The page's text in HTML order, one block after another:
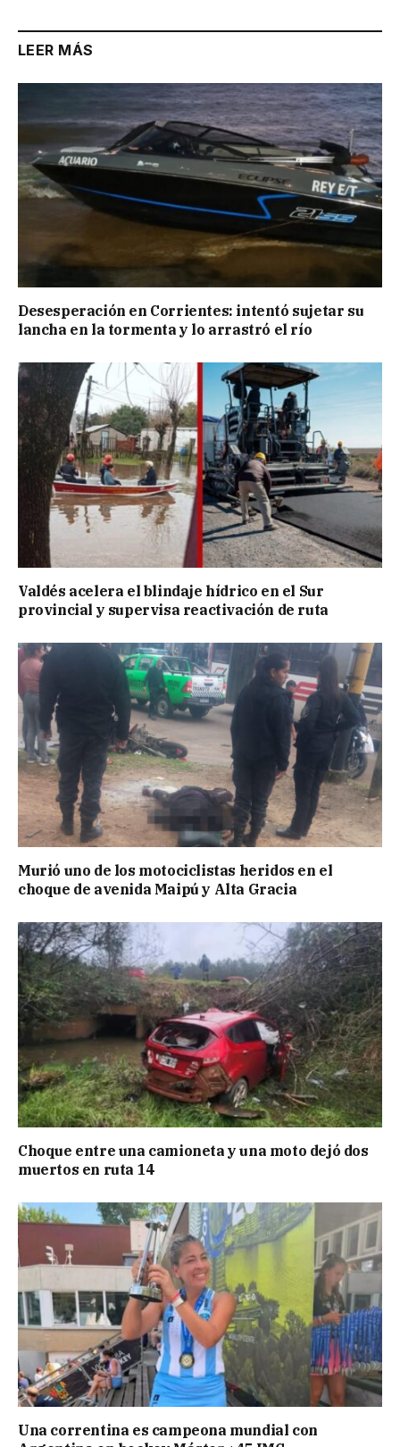
LEER MÁS
Desesperación en Corrientes: intentó sujetar su
lancha en la tormenta y lo arrastró el río
Valdés acelera el blindaje hídrico en el Sur
provincial y supervisa reactivación de ruta
Murió uno de los motociclistas heridos en el
choque de avenida Maipú y Alta Gracia
Choque entre una camioneta y una moto dejó dos
muertos en ruta 14
Una correntina es campeona mundial con